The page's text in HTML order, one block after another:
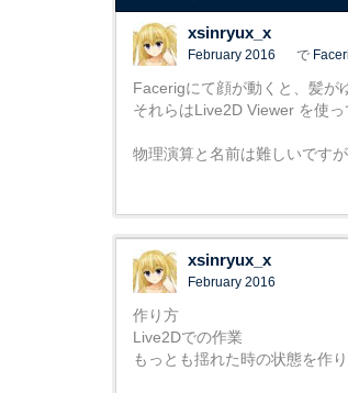
xsinryux_x
February 2016 で
Facerigにて顔が動くと、髪が
それらはLive2D Viewer を使
物理演算と名前は難しいです
xsinryux_x
February 2016
作り方
Live2Dでの作業
もっとも揺れた時の状態を作